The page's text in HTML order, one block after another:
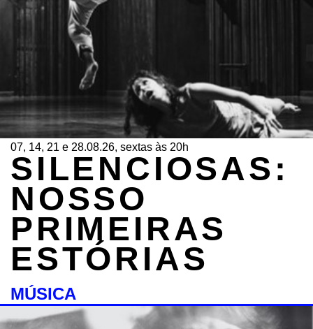
07, 14, 21 e 28.08.26, sextas às 20h
SILENCIOSAS:
NOSSO
PRIMEIRAS
ESTÓRIAS
MÚSICA